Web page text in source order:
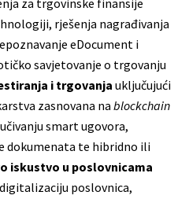
za trgovinske finansije
rješenja nagrađivanja
eDocument i
savjetovanje o trgovanju
i trgovanjauključujući
zasnovana nablockchain
smart ugovora,
dokumenata te hibridno ili
iskustvo u poslovnicama
poslovnica,